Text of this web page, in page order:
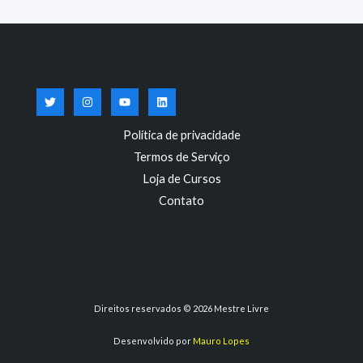
Política de privacidade
Termos de Serviço
Loja de Cursos
Contato
Direitos reservados © 2026 Mestre Livre
Desenvolvido por Mauro Lopes